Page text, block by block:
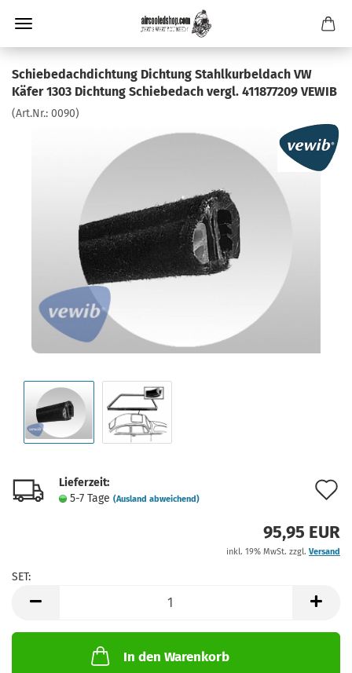
Schiebedachdichtung Dichtung Stahlkurbeldach VW
Käfer 1303 Dichtung Schiebedach vergl. 411877209 VEWIB
(Art.Nr.: 0090)
Lieferzeit:
5-7 Tage (Ausland abweichend)
95,95 EUR
inkl. 19% MwSt. zzgl. Versand
SET:
In den Warenkorb